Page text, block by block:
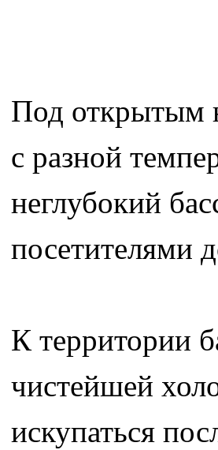
Под открытым
с разной
неглубокий
посетителями
К территории
чистейшей
искупаться